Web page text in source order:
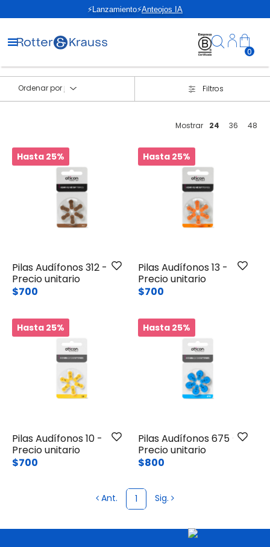
⚡Lanzamiento⚡Anteojos IA
0
Ordenar por Filtros
Mostrar 24 36 48
Hasta 25%
Pilas Audífonos 312 -
Precio unitario
$700
Hasta 25%
Pilas Audífonos 13 -
Precio unitario
$700
Hasta 25%
Pilas Audí­fonos 10 -
Precio unitario
$700
Hasta 25%
Pilas Audífonos 675 -
Precio unitario
$800
Ant. 1 Sig.